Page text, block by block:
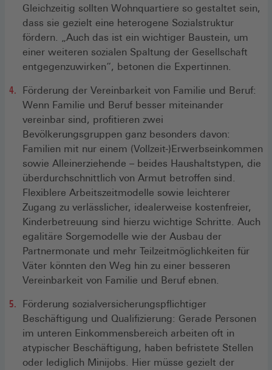
Gleichzeitig sollten Wohnquartiere so gestaltet sein,
dass sie gezielt eine heterogene Sozialstruktur
fördern. „Auch das ist ein wichtiger Baustein, um
einer weiteren sozialen Spaltung der Gesellschaft
entgegenzuwirken“, betonen die Expertinnen.
Förderung der Vereinbarkeit von Familie und Beruf:
Wenn Familie und Beruf besser miteinander
vereinbar sind, profitieren zwei
Bevölkerungsgruppen ganz besonders davon:
Familien mit nur einem (Vollzeit-)Erwerbseinkommen
sowie Alleinerziehende – beides Haushaltstypen, die
überdurchschnittlich von Armut betroffen sind.
Flexiblere Arbeitszeitmodelle sowie leichterer
Zugang zu verlässlicher, idealerweise kostenfreier,
Kinderbetreuung sind hierzu wichtige Schritte. Auch
egalitäre Sorgemodelle wie der Ausbau der
Partnermonate und mehr Teilzeitmöglichkeiten für
Väter könnten den Weg hin zu einer besseren
Vereinbarkeit von Familie und Beruf ebnen.
Förderung sozialversicherungspflichtiger
Beschäftigung und Qualifizierung: Gerade Personen
im unteren Einkommensbereich arbeiten oft in
atypischer Beschäftigung, haben befristete Stellen
oder lediglich Minijobs. Hier müsse gezielt der